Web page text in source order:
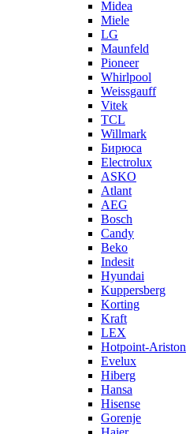
Midea
Miele
LG
Maunfeld
Pioneer
Whirlpool
Weissgauff
Vitek
TCL
Willmark
Бирюса
Electrolux
ASKO
Atlant
AEG
Bosch
Candy
Beko
Indesit
Hyundai
Kuppersberg
Korting
Kraft
LEX
Hotpoint-Ariston
Evelux
Hiberg
Hansa
Hisense
Gorenje